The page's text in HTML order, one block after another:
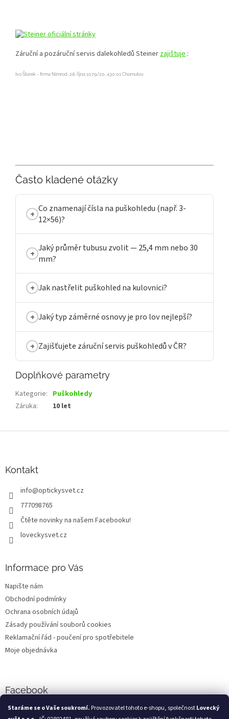
Staráme se o Vaše soukromí. Provozovatel tohoto e-shopu, společnostLovecký
oficiální stránky
Záruční a pozáruční servis dalekohledů Steiner zajištuje :
Ivo Štorek - firma Nimrod, 28. října 1079/20, 430 01 Chomutov
Často kladené otázky
Co znamenají čísla na puškohledu (např. 3-
12×56)?
Jaký průměr tubusu zvolit — 25,4 mm nebo 30
mm?
Jak nastřelit puškohled na kulovnici?
Jaký typ záměrné osnovy je pro lov nejlepší?
Zajišťujete záruční servis puškohledů v ČR?
Doplňkové parametry
Kategorie: Puškohledy
Záruka: 10 let
Kontakt
info@optickysvet.cz
777098765
Čtěte novinky na našem Facebooku!
loveckysvet.cz
Informace pro Vás
Napište nám
Obchodní podmínky
Ochrana osobních údajů
Zásady používání souborů cookies
Reklamační řád - poučení pro spotřebitele
Moje objednávka
Facebook